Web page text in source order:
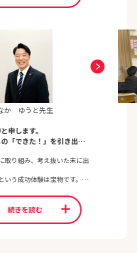
ポンジのように吸収するとても大切
、人生を主体的に切り拓いていく力と
こたれない力、そしてグリット（や
いわれています。
浦校では、お子さまの好奇心の芽をし
できたことを肯定し、じっくり考え
強く取り組むこと、学ぶ楽しさを育
と渡っていけるおおらかな自信、そ
お任せください。皆さまのお越しを
す。
か ゆうと先生
申します。
「できた！」を引き出し
取り組み、考え抜いた末に出
いう成功体験は宝物です。
ります。
れのペースに合わせながら
引きだすレッスンをしており
続きを読む